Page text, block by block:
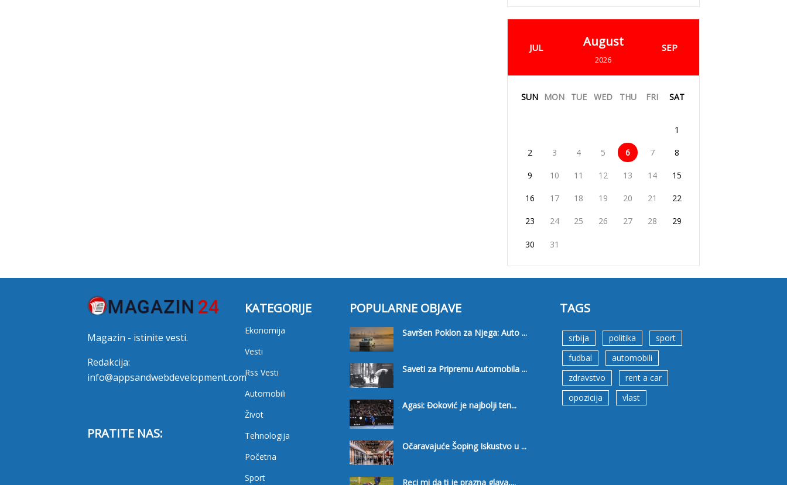
JUL August
2026
SEP
SUN MON TUE WED THU FRI SAT
1
2 3 4 5 6 7 8
9 10 11 12 13 14 15
16 17 18 19 20 21 22
23 24 25 26 27 28 29
30 31
Magazin - istinite vesti.
Redakcija:
info@appsandwebdevelopment.com
PRATITE NAS:
KATEGORIJE
Ekonomija
Vesti
Rss Vesti
Automobili
Život
Tehnologija
Početna
Sport
POPULARNE OBJAVE
Savršen Poklon za Njega: Auto ...
Saveti za Pripremu Automobila ...
Agasi: Đoković je najbolji ten...
Očaravajuće Šoping Iskustvo u ...
Reci mi da ti je prazna glava,...
TAGS
srbija politika
sport
fudbal
automobili
zdravstvo
rent a car
opozicija
vlast